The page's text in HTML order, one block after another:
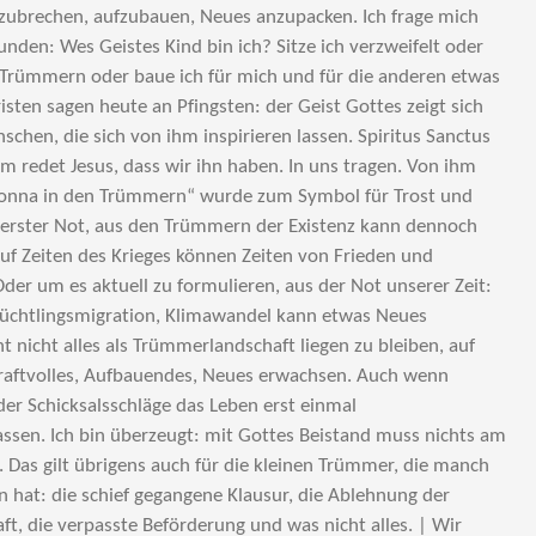
aufzubauen, Neues anzupacken. Ich frage mich
Wes Geistes Kind bin ich? Sitze ich verzweifelt oder
oder baue ich für mich und für die anderen etwas
sagen heute an Pfingsten: der Geist Gottes zeigt sich
die sich von ihm inspirieren lassen. Spiritus Sanctus
redet Jesus, dass wir ihn haben. In uns tragen. Von ihm
in den Trümmern“ wurde zum Symbol für Trost und
Not, aus den Trümmern der Existenz kann dennoch
Zeiten des Krieges können Zeiten von Frieden und
um es aktuell zu formulieren, aus der Not unserer Zeit:
Klimawandel kann etwas Neues
nicht alles als Trümmerlandschaft liegen zu bleiben, auf
Aufbauendes, Neues erwachsen. Auch wenn
Schicksalsschläge das Leben erst einmal
Ich bin überzeugt: mit Gottes Beistand muss nichts am
Das gilt übrigens auch für die kleinen Trümmer, die manch
hat: die schief gegangene Klausur, die Ablehnung der
die verpasste Beförderung und was nicht alles. | Wir